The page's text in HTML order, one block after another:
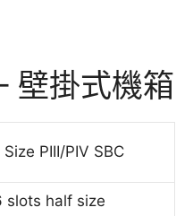
壁掛式機箱
PIII/PIV SBC
slots half size